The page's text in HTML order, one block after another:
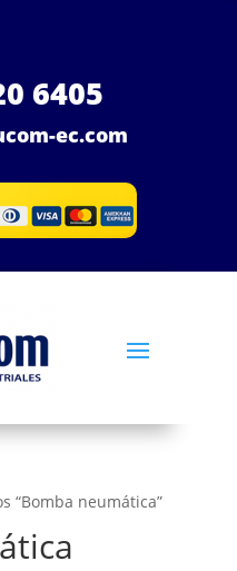
6405
ec.com
“Bomba neumática”